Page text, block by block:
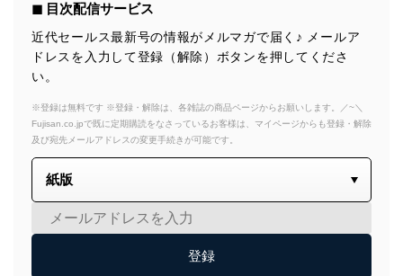
◼︎ 目次配信サービス
近代セールス最新号の情報がメルマガで届く♪ メールア
ドレスを入力して登録（解除）ボタンを押してくださ
い。
※登録は無料です ※登録・解除は、各雑誌の商品ページからお願いします。／~＼
Fujisan.co.jpで既に定期購読をなさっているお客様は、マイページからも登録・解除
及び宛先メールアドレスの変更手続きが可能です。